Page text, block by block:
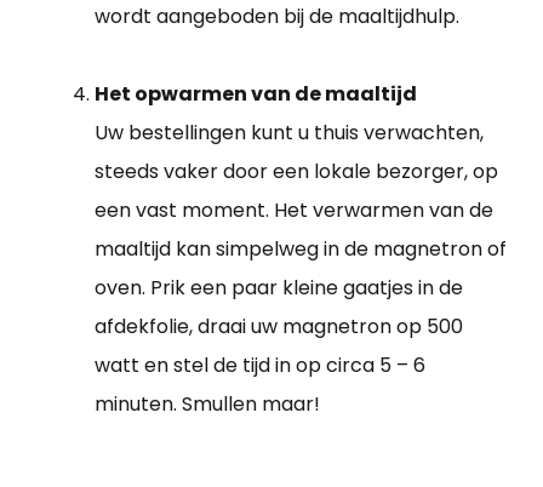
wordt aangeboden bij de maaltijdhulp.
Het opwarmen van de maaltijd
Uw bestellingen kunt u thuis verwachten,
steeds vaker door een lokale bezorger, op
een vast moment. Het verwarmen van de
maaltijd kan simpelweg in de magnetron of
oven. Prik een paar kleine gaatjes in de
afdekfolie, draai uw magnetron op 500
watt en stel de tijd in op circa 5 – 6
minuten. Smullen maar!